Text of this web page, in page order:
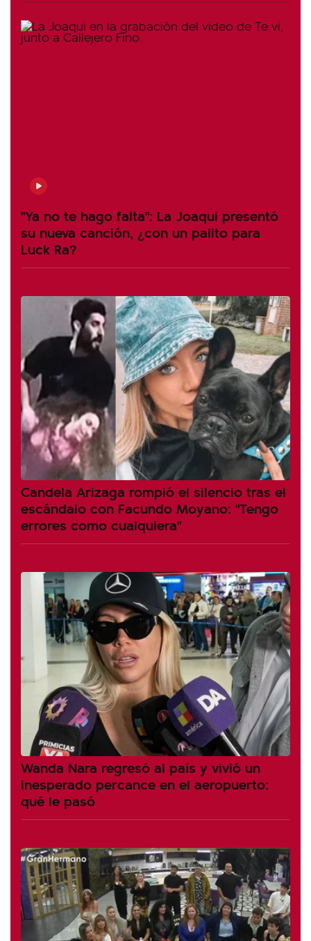
"Ya no te hago falta": La Joaqui presentó
su nueva canción, ¿con un palito para
Luck Ra?
Candela Arizaga rompió el silencio tras el
escándalo con Facundo Moyano: "Tengo
errores como cualquiera"
Wanda Nara regresó al país y vivió un
inesperado percance en el aeropuerto:
qué le pasó